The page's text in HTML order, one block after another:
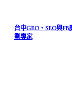
台中GEO、SEO與
劃專家